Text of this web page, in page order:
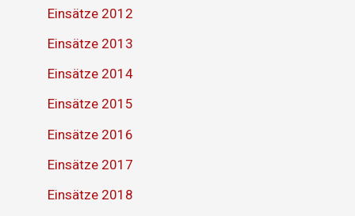
Einsätze 2012
Einsätze 2013
Einsätze 2014
Einsätze 2015
Einsätze 2016
Einsätze 2017
Einsätze 2018